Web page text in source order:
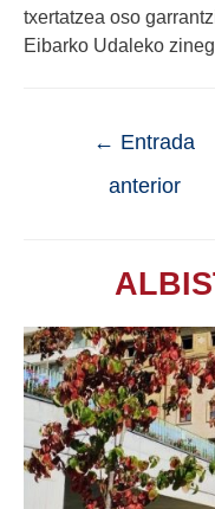
txertatzea oso
Eibarko Udaleko
← Entrada
anterior